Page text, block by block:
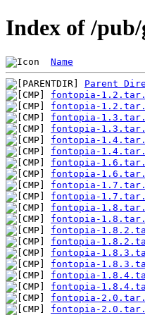
Index of /
Name
Parent
fontopia-
fontopia-
fontopia-
fontopia-
fontopia-
fontopia-
fontopia-
fontopia-
fontopia-
fontopia-
fontopia-
fontopia-
fontopia-
fontopia-
fontopia-
fontopia-
fontopia-
fontopia-
fontopia-
fontopia-